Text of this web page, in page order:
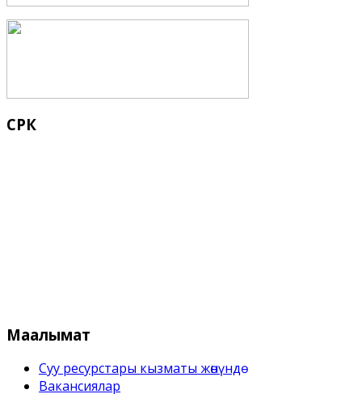
СРК
Маалымат
Суу ресурстары кызматы жѳнүндѳ
Вакансиялар